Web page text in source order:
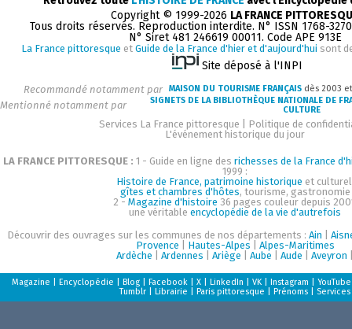
Copyright © 1999-2026 LA FRANCE
Tous droits réservés. Reproduction interdite. N° ISSN 1768-
N° Siret 481 246619 00011. Code APE 913E
La France pittoresque et Guide de la France d'hier et d'aujourd'hui sont
Site déposé à l'INPI
Recommandé notamment par MAISON DU TOURISME FRANÇAIS dès 2003
Mentionné notamment par
SIGNETS DE LA BIBLIOTHÈQUE NATIONALE DE
CULTURE
Services La France pittoresque
Politique de
L'événement historique du jour
LA FRANCE PITTORESQUE : 1 - Guide en ligne des richesses de la France
1999 :
Histoire de France, patrimoine historique et
gîtes et chambres d'hôtes, tourisme, gastronomie
2 - Magazine d'histoire 36 pages couleur depuis
une véritableencyclopédie de la vie d'autrefois
Découvrir des ouvrages sur les communes de nos départements :Ain |
Provence
Hautes-Alpes
Alpes-Maritimes
Ardèche |Ardennes |Ariège |Aube |Aude |Aveyron
Magazine |Encyclopédie |Blog |Facebook |X |LinkedIn |VK |Instagram |YouTube
Tumblr |Librairie |Paris pittoresque |Prénoms Services